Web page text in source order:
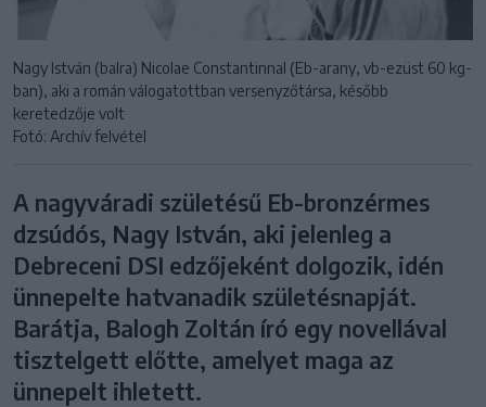
Nagy István (balra) Nicolae Constantinnal (Eb-arany, vb-ezüst 60 kg-
ban), aki a román válogatottban versenyzőtársa, később
keretedzője volt
Fotó: Archív felvétel
A nagyváradi születésű Eb-bronzérmes
dzsúdós, Nagy István, aki jelenleg a
Debreceni DSI edzőjeként dolgozik, idén
ünnepelte hatvanadik születésnapját.
Barátja, Balogh Zoltán író egy novellával
tisztelgett előtte, amelyet maga az
ünnepelt ihletett.